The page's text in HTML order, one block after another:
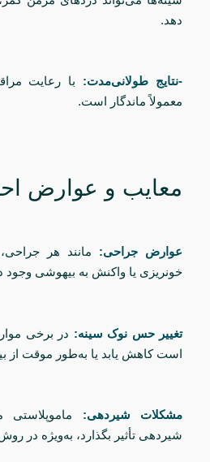
دهد.
-نتایج طولانی‌مدت: با رعایت
معمولاً ماندگار است.
معایب و عوارض
عوارض جراحی: مانند هر
خونریزی یا واکنش به بیهوشی وجود
تغییر حس نوک سینه: در برخی
است کاهش یابد یا به‌طور موقت از
مشکلات شیردهی: ماموپلاستی
شیردهی تأثیر بگذارد، به‌ویژه در